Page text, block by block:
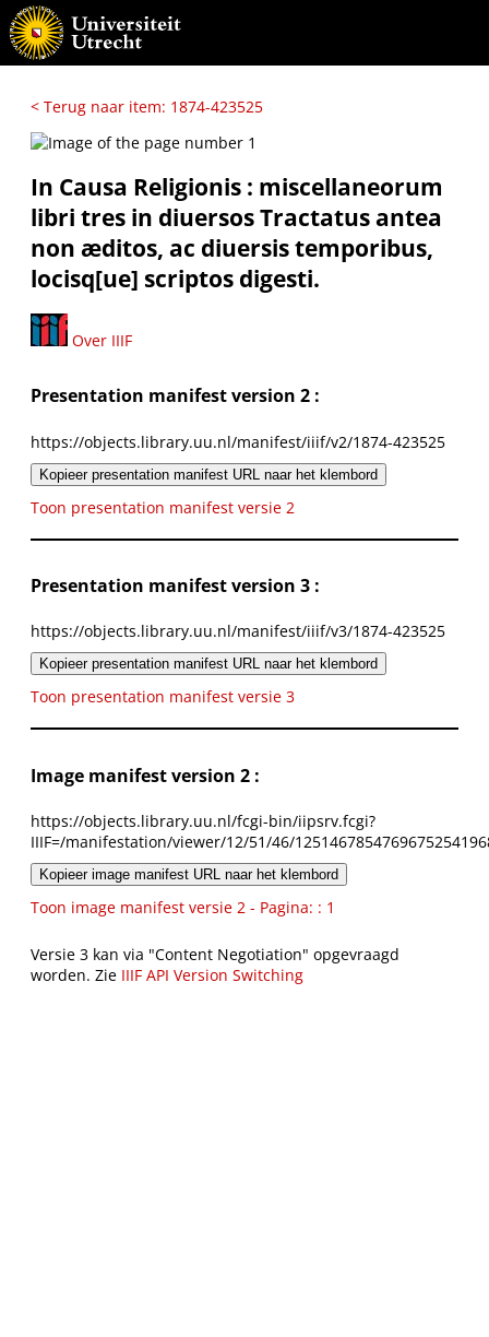
< Terug naar item: 1874-423525
In Causa Religionis : miscellaneorum
libri tres in diuersos Tractatus antea
non æditos, ac diuersis temporibus,
locisq[ue] scriptos digesti.
Over IIIF
Presentation manifest version 2 :
https://objects.library.uu.nl/manifest/iiif/v2/1874-423525
Kopieer presentation manifest URL naar het klembord
Toon presentation manifest versie 2
Presentation manifest version 3 :
https://objects.library.uu.nl/manifest/iiif/v3/1874-423525
Kopieer presentation manifest URL naar het klembord
Toon presentation manifest versie 3
Image manifest version 2 :
https://objects.library.uu.nl/fcgi-bin/iipsrv.fcgi?
IIIF=/manifestation/viewer/12/51/46/
Kopieer image manifest URL naar het klembord
Toon image manifest versie 2 - Pagina: : 1
Versie 3 kan via "Content Negotiation" opgevraagd
worden. Zie IIIF API Version Switching